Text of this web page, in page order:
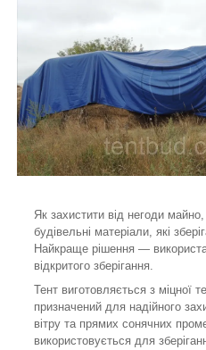
Як захистити від негоди
будівельні матеріали, які
Найкраще рішення —
відкритого зберігання.
Тент виготовляється з міцної
призначений для надійного
вітру та прямих сонячних
використовується для